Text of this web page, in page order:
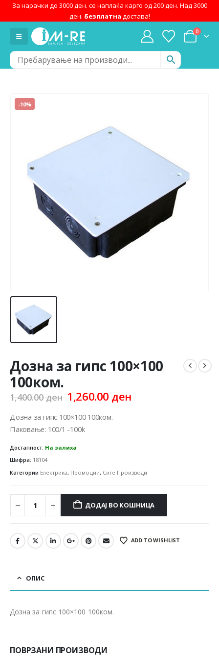
За нарачки до 3000 ден. се наплаќа карго од 200 ден. Над 3000
ден. безплатна достава!
0
-10%
Дозна за гипс 100×100
100ком.
1,400.00ден Original
price
was:
1,400.00 ден.
1,260.00 ден
Дозна за гипс 100×100 100ком.
Паковање: 100/1 -100k
Достапност: На залиха
Шифра: 18104
Категории Електрика, Промоции, Сите Производи
ДОДАЈ ВО КОШНИЦА
ADD TO WISHLIST
ОПИС
Дозна за гипс 100×100 100ком.
ПОВРЗАНИ ПРОИЗВОДИ